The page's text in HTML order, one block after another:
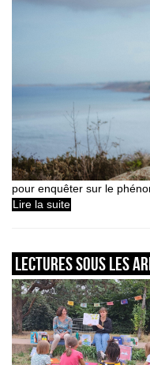
pour enquêter sur le
Lire la suite
LECTURES SOUS LES